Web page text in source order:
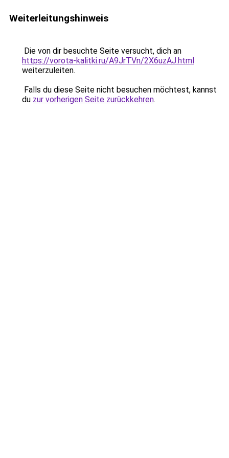
Weiterleitungshinweis
Die von dir besuchte Seite versucht, dich an
https://vorota-kalitki.ru/A9JrTVn/2X6uzAJ.html
weiterzuleiten.
Falls du diese Seite nicht besuchen möchtest, kannst
du zur vorherigen Seite zurückkehren.